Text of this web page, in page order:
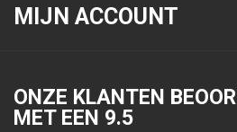
MIJN ACCOUNT
ONZE KLANTEN
MET EEN 9.5